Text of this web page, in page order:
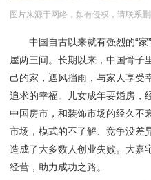
图片来源于网络，如有侵权，请联系
中国自古以来就有强烈的“家
屋两三间。长期以来，中国骨子
己的家，遮风挡雨，与家人享受
追求的幸福。儿女成年要婚房，
中国房市，和装饰市场的经久不
市场，模式的不了解、竞争没差
造成了大多数人创业失败。大嘉
经营，助力成功之路。